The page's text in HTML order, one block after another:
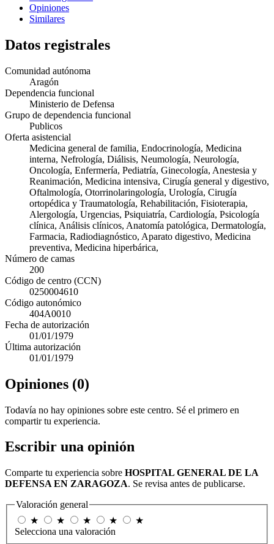
Opiniones
Similares
Datos registrales
Comunidad autónoma
Aragón
Dependencia funcional
Ministerio de Defensa
Grupo de dependencia funcional
Publicos
Oferta asistencial
Medicina general de familia, Endocrinología, Medicina
interna, Nefrología, Diálisis, Neumología, Neurología,
Oncología, Enfermería, Pediatría, Ginecología, Anestesia y
Reanimación, Medicina intensiva, Cirugía general y digestivo,
Oftalmología, Otorrinolaringología, Urología, Cirugía
ortopédica y Traumatología, Rehabilitación, Fisioterapia,
Alergología, Urgencias, Psiquiatría, Cardiología, Psicología
clínica, Análisis clínicos, Anatomía patológica, Dermatología,
Farmacia, Radiodiagnóstico, Aparato digestivo, Medicina
preventiva, Medicina hiperbárica,
Número de camas
200
Código de centro (CCN)
0250004610
Código autonómico
404A0010
Fecha de autorización
01/01/1979
Última autorización
01/01/1979
Opiniones (0)
Todavía no hay opiniones sobre este centro. Sé el primero en
compartir tu experiencia.
Escribir una opinión
Comparte tu experiencia sobre HOSPITAL GENERAL DE LA
DEFENSA EN ZARAGOZA. Se revisa antes de publicarse.
Valoración general
★
★ ★ ★
★
Selecciona una valoración